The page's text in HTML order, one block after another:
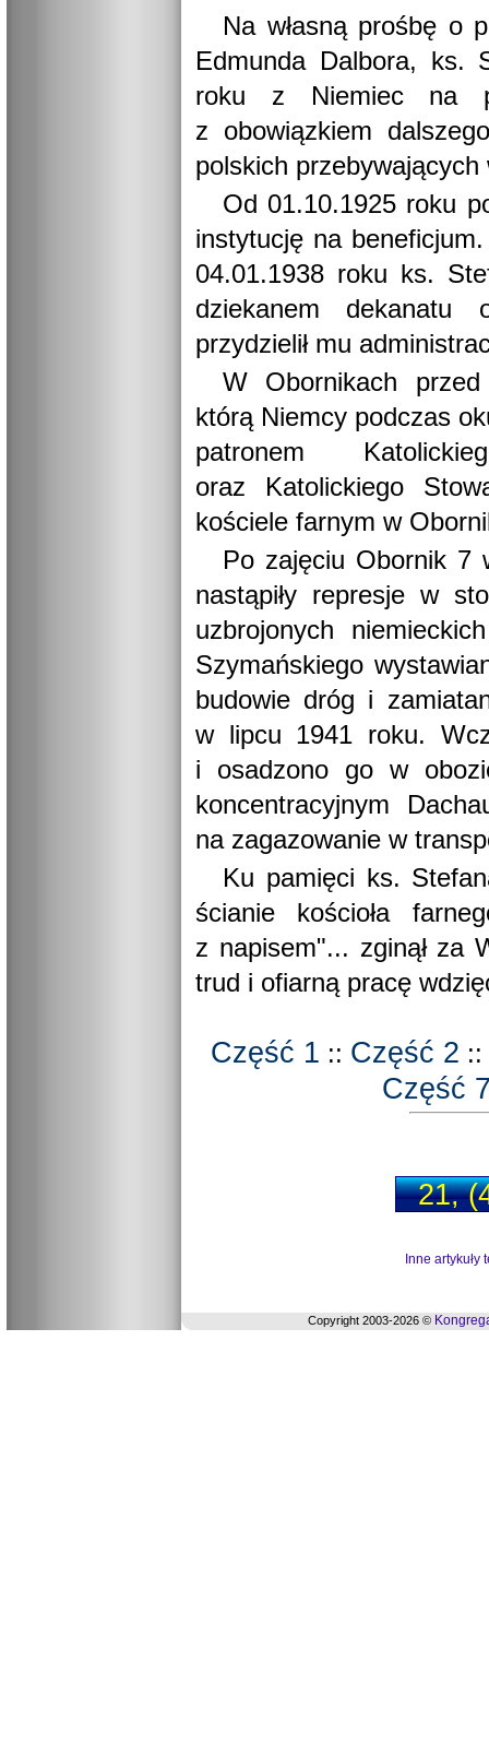
Na własną prośbę o
Edmunda Dalbora, ks.
roku z Niemiec na
z obowiązkiem
polskich
Od 01.10.1925 roku
instytucję na
04.01.1938 roku ks.
dziekanem dekanatu
przydzielił mu
W Obornikach przed
którą Niemcy podczas
patronem
oraz Katolickiego
kościele farnym w
Po zajęciu Obornik 7
nastąpiły represje w
uzbrojonych
Szymańskiego
budowie dróg i
w lipcu 1941 roku.
i osadzono go w
koncentracyjnym
na zagazowanie w
Ku pamięci ks.
ścianie kościoła
z napisem"... zginął za
trud i ofiarną pracę
Część 1 :: Część 2 ::
Część
21,
Inne artykuły
Copyright 2003-2026 ©